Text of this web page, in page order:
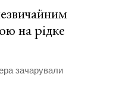
на рідке
зачарували